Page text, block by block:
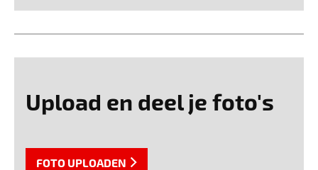
Upload en deel je foto's
FOTO UPLOADEN